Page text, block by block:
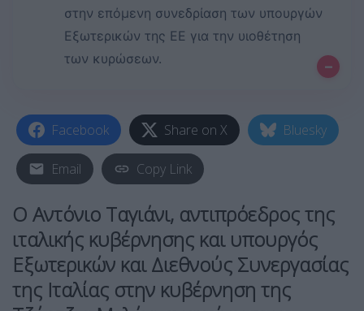
στην επόμενη συνεδρίαση των υπουργών
Εξωτερικών της ΕΕ για την υιοθέτηση
των κυρώσεων.
–
Facebook Share on X Bluesky
Email Copy Link
Ο Αντόνιο Ταγιάνι, αντιπρόεδρος της
ιταλικής κυβέρνησης και υπουργός
Εξωτερικών και Διεθνούς Συνεργασίας
της Ιταλίας στην κυβέρνηση της